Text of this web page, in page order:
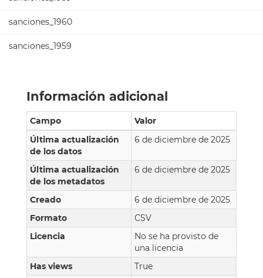
sanciones_1960
sanciones_1959
Información adicional
Campo
Valor
Última actualización
de los datos
6 de diciembre de 2025
Última actualización
de los metadatos
6 de diciembre de 2025
Creado
6 de diciembre de 2025
Formato
CSV
Licencia
No se ha provisto de
una licencia
Has views
True